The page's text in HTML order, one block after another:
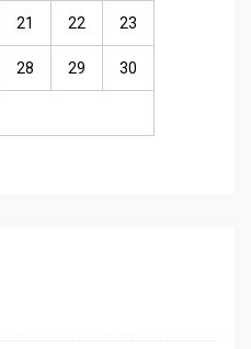
21 22 23
28 29 30